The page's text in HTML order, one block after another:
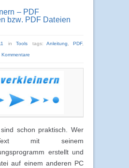
– PDF
bzw. PDF Dateien
in Tools tags:Anleitung ,PDF,
Kommentare
schon praktisch. Wer
mit seinem
erstellt und
auf einem anderen PC